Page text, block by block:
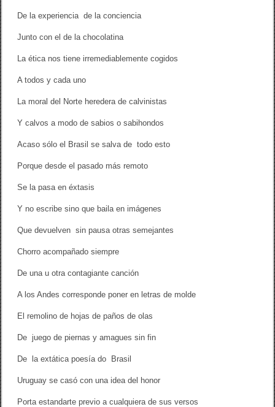
De la experiencia de la conciencia
Junto con el de la chocolatina
La ética nos tiene irremediablemente cogidos
A todos y cada uno
La moral del Norte heredera de calvinistas
Y calvos a modo de sabios o sabihondos
Acaso sólo el Brasil se salva de todo esto
Porque desde el pasado más remoto
Se la pasa en éxtasis
Y no escribe sino que baila en imágenes
Que devuelven sin pausa otras semejantes
Chorro acompañado siempre
De una u otra contagiante canción
A los Andes corresponde poner en letras de molde
El remolino de hojas de paños de olas
De juego de piernas y amagues sin fin
De la extática poesía do Brasil
Uruguay se casó con una idea del honor
Porta estandarte previo a cualquiera de sus versos